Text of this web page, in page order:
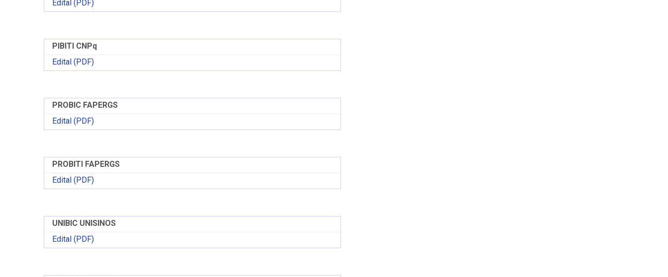
Edital (PDF)
PIBITI CNPq
Edital (PDF)
PROBIC FAPERGS
Edital (PDF)
PROBITI FAPERGS
Edital (PDF)
UNIBIC UNISINOS
Edital (PDF)